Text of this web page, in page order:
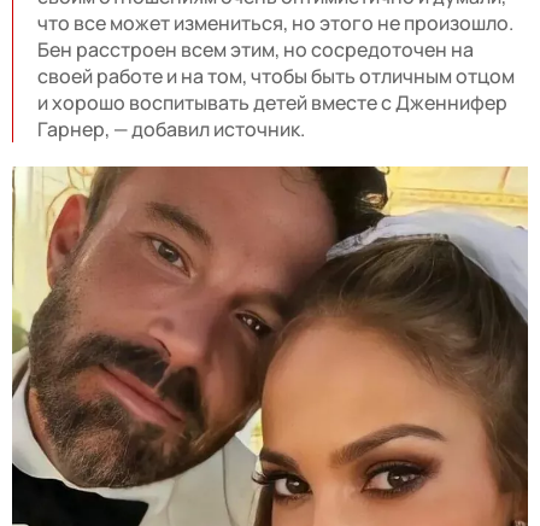
что все может измениться, но этого не произошло.
Бен расстроен всем этим, но сосредоточен на
своей работе и на том, чтобы быть отличным отцом
и хорошо воспитывать детей вместе с Дженнифер
Гарнер, — добавил источник.